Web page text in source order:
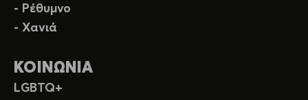
- Ρέθυμνο
- Χανιά
ΚΟΙΝΩΝΙΑ
LGBTQ+